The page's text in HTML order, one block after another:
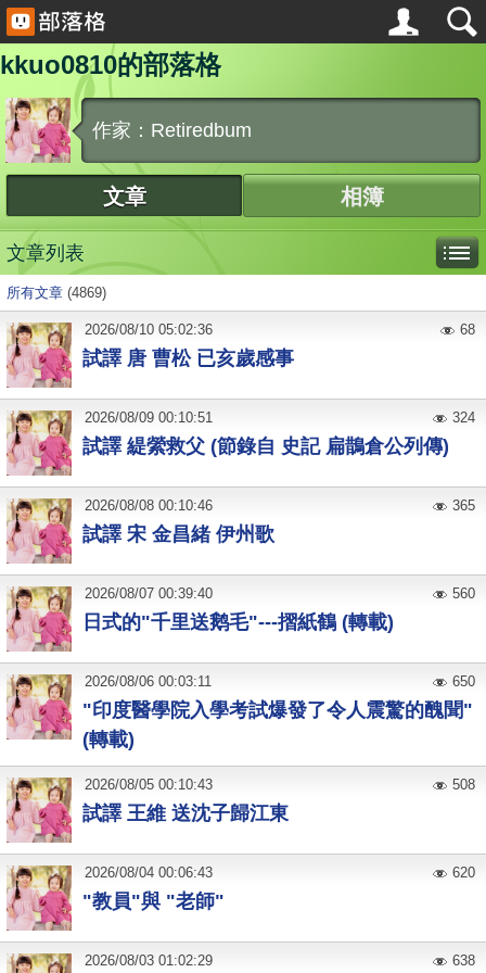
kkuo0810的部落格
作家：Retiredbum
文章 相簿
文章列表
所有文章 (4869)
試譯 唐 曹松 已亥歲感事
2026/08/10 05:02:36 68
試譯 緹縈救父 (節錄自 史記 扁鵲倉公列傳)
2026/08/09 00:10:51 324
試譯 宋 金昌緒 伊州歌
2026/08/08 00:10:46 365
日式的"千里送鹅毛"---摺紙鶴 (轉載)
2026/08/07 00:39:40 560
"印度醫學院入學考試爆發了令人震驚的醜聞"
(轉載)
2026/08/06 00:03:11 650
試譯 王維 送沈子歸江東
2026/08/05 00:10:43 508
"教員"與 "老師"
2026/08/04 00:06:43 620
2026/08/03 01:02:29 638